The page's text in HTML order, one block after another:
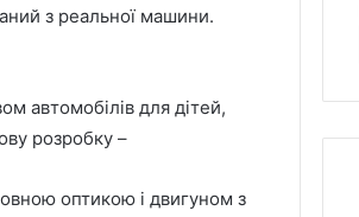
з реальної машини.
автомобілів для дітей,
розробку –
оптикою і двигуном з